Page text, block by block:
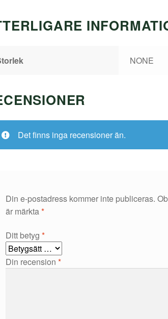
NONE
Det finns inga recensioner än.
Din e-postadress kommer inte publiceras.
är märkta*
Ditt betyg*
Din recension*